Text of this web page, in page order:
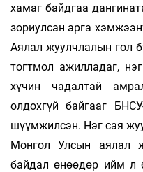
хамаг байдгаа
зориулсан арга
Аялал жуулчлалын гол
тогтмол ажилладаг,
хүчин чадалтай
олдохгүй байгааг
шүүмжилсэн. Нэг сая
Монгол Улсын аялал
байдал өнөөдөр ийм л